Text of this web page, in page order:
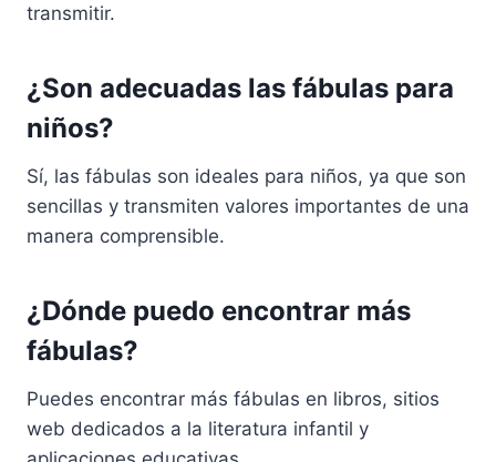
transmitir.
¿Son adecuadas las fábulas para
niños?
Sí, las fábulas son ideales para niños, ya que son
sencillas y transmiten valores importantes de una
manera comprensible.
¿Dónde puedo encontrar más
fábulas?
Puedes encontrar más fábulas en libros, sitios
web dedicados a la literatura infantil y